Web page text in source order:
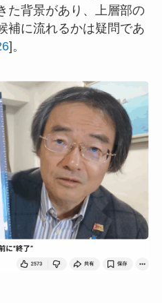
た背景があり、上層部の
補に流れるかは疑問であ
]。